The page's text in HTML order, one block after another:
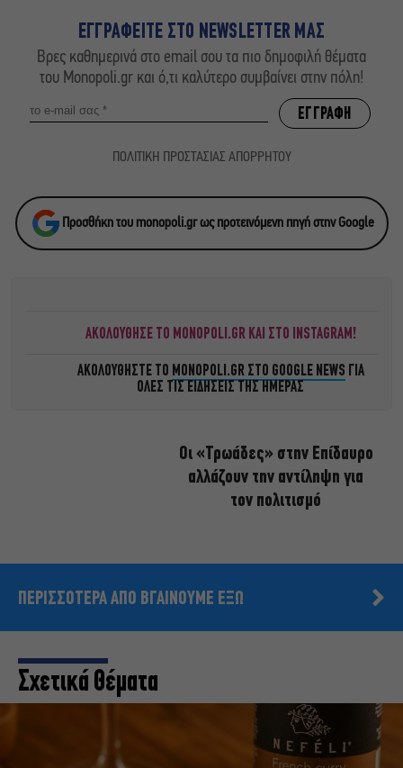
ΕΓΓΡΑΦΕΙΤΕ ΣΤΟ NEWSLETTER ΜΑΣ
Βρες καθημερινά στο email σου τα πιο δημοφιλή θέματα
του Monopoli.gr και ό,τι καλύτερο συμβαίνει στην πόλη!
ΠΟΛΙΤΙΚΗ ΠΡΟΣΤΑΣΙΑΣ ΑΠΟΡΡΗΤΟΥ
Προσθήκη του monopoli.gr ως προτεινόμενη πηγή στην Google
ΑΚΟΛΟΥΘΗΣΕ ΤΟ MONOPOLI.GR ΚΑΙ ΣΤΟ INSTAGRAM!
ΑΚΟΛΟΥΘΗΣΤΕ ΤΟ MONOPOLI.GR ΣΤΟ GOOGLE NEWS ΓΙΑ
ΟΛΕΣ ΤΙΣ ΕΙΔΗΣΕΙΣ ΤΗΣ ΗΜΕΡΑΣ
Οι «Τρωάδες» στην Επίδαυρο
αλλάζουν την αντίληψη για
τον πολιτισμό
ΠΕΡΙΣΣΟΤΕΡΑ ΑΠΟ ΒΓΑΙΝΟΥΜΕ ΕΞΩ
Σχετικά Θέματα